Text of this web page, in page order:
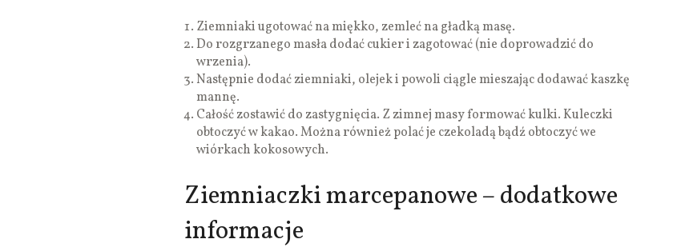
Ziemniaki ugotować na miękko, zemleć na gładką masę.
Do rozgrzanego masła dodać cukier i zagotować (nie doprowadzić do
wrzenia).
Następnie dodać ziemniaki, olejek i powoli ciągle mieszając dodawać kaszkę
mannę.
Całość zostawić do zastygnięcia. Z zimnej masy formować kulki. Kuleczki
obtoczyć w kakao. Można również polać je czekoladą bądź obtoczyć we
wiórkach kokosowych.
Ziemniaczki marcepanowe – dodatkowe
informacje